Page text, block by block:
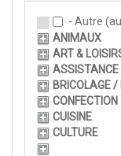
- Autre
ANIMAUX
ART &
BRICOLAGE
CONFECTION
CUISINE
CULTURE